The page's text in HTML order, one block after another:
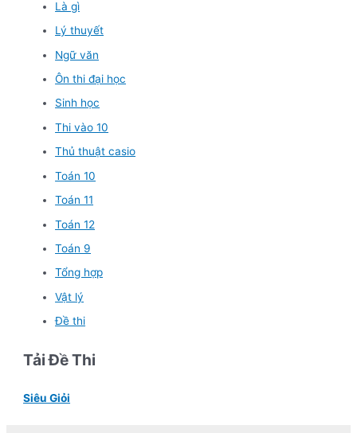
Là gì
Lý thuyết
Ngữ văn
Ôn thi đại học
Sinh học
Thi vào 10
Thủ thuật casio
Toán 10
Toán 11
Toán 12
Toán 9
Tổng hợp
Vật lý
Đề thi
Tải Đề Thi
Siêu Giỏi